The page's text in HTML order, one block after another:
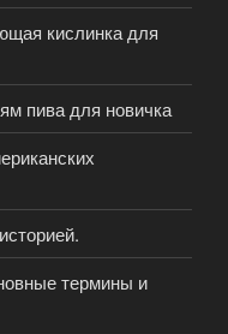
кислинка для
пива для новичка
термины и